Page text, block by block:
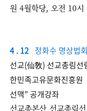
원 4월학당, 오전 10시
4 . 12 정화수 명상법회
선교(仙敎) 선교총림선
한민족고유문화진흥
선맥” 공개강좌​
선교총본산 선교총림